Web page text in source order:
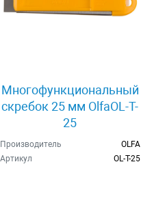
Многофункциональный
скребок 25 мм OlfaOL-T-
25
Производитель
OLFA
Артикул
OL-T-25